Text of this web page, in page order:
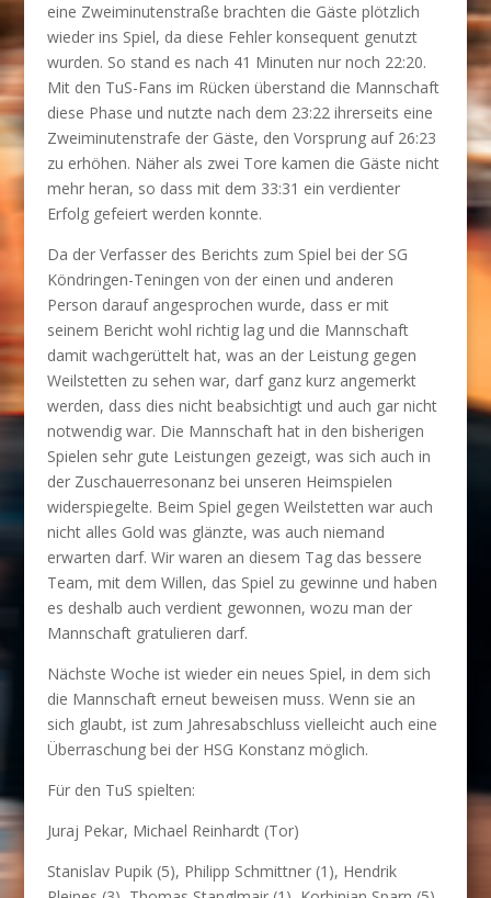
eine Zweiminutenstraße brachten die Gäste plötzlich
wieder ins Spiel, da diese Fehler konsequent genutzt
wurden. So stand es nach 41 Minuten nur noch 22:20.
Mit den TuS-Fans im Rücken überstand die Mannschaft
diese Phase und nutzte nach dem 23:22 ihrerseits eine
Zweiminutenstrafe der Gäste, den Vorsprung auf 26:23
zu erhöhen. Näher als zwei Tore kamen die Gäste nicht
mehr heran, so dass mit dem 33:31 ein verdienter
Erfolg gefeiert werden konnte.
Da der Verfasser des Berichts zum Spiel bei der SG
Köndringen-Teningen von der einen und anderen
Person darauf angesprochen wurde, dass er mit
seinem Bericht wohl richtig lag und die Mannschaft
damit wachgerüttelt hat, was an der Leistung gegen
Weilstetten zu sehen war, darf ganz kurz angemerkt
werden, dass dies nicht beabsichtigt und auch gar nicht
notwendig war. Die Mannschaft hat in den bisherigen
Spielen sehr gute Leistungen gezeigt, was sich auch in
der Zuschauerresonanz bei unseren Heimspielen
widerspiegelte. Beim Spiel gegen Weilstetten war auch
nicht alles Gold was glänzte, was auch niemand
erwarten darf. Wir waren an diesem Tag das bessere
Team, mit dem Willen, das Spiel zu gewinne und haben
es deshalb auch verdient gewonnen, wozu man der
Mannschaft gratulieren darf.
Nächste Woche ist wieder ein neues Spiel, in dem sich
die Mannschaft erneut beweisen muss. Wenn sie an
sich glaubt, ist zum Jahresabschluss vielleicht auch eine
Überraschung bei der HSG Konstanz möglich.
Für den TuS spielten:
Juraj Pekar, Michael Reinhardt (Tor)
Stanislav Pupik (5), Philipp Schmittner (1), Hendrik